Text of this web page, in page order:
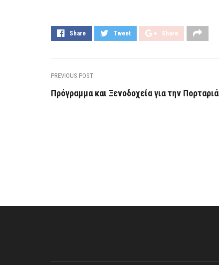
Share Tweet Share
PREVIOUS POST
Πρόγραμμα και Ξενοδοχεία για την Πορταριά